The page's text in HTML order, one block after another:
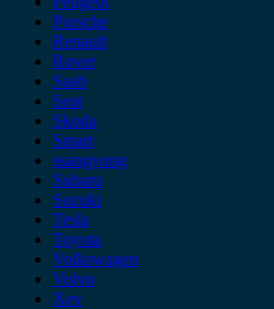
Porsche
Renault
Rover
Saab
Seat
Skoda
Smart
ssangyong
Subaru
Suzuki
Tesla
Toyota
Volkswagen
Volvo
Xev